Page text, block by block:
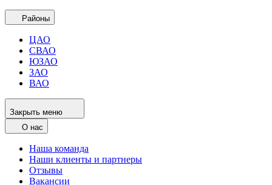
Районы
ЦАО
СВАО
ЮЗАО
ЗАО
ВАО
Закрыть меню
О нас
Наша команда
Наши клиенты и партнеры
Отзывы
Вакансии